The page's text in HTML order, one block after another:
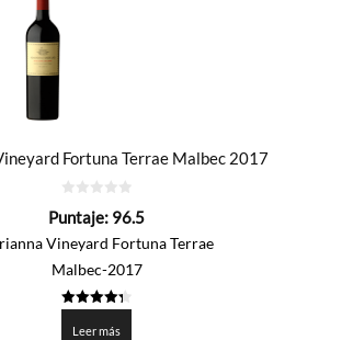
Fortuna Terrae Malbec 2017
de
Puntaje: 96.5
Vineyard Fortuna Terrae
Malbec-2017
de 5
Leer más